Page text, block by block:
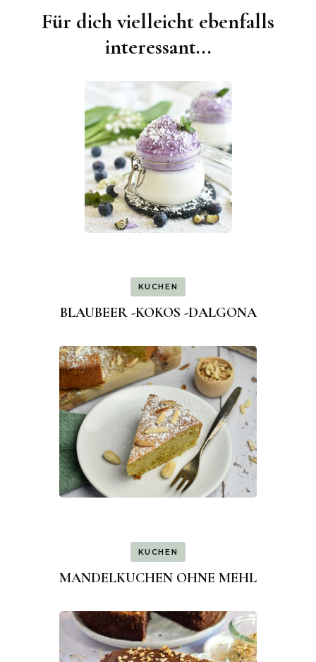
Beitragsnavigation
Für dich vielleicht ebenfalls
interessant...
KUCHEN
BLAUBEER -KOKOS -DALGONA
KUCHEN
MANDELKUCHEN OHNE MEHL